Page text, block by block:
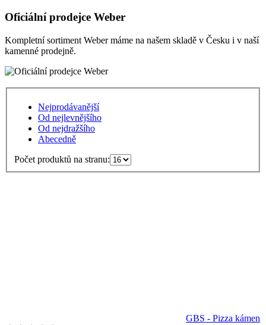
Oficiální prodejce Weber
Kompletní sortiment Weber máme na našem skladě v Česku i v naší
kamenné prodejně.
Nejprodávanější
Od nejlevnějšího
Od nejdražšího
Abecedně
Počet produktů na stranu:
GBS - Pizza kámen